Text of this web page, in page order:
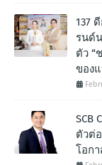
137
รนด์
ตัว “
ของ
SCB
ตัวต่
โอก